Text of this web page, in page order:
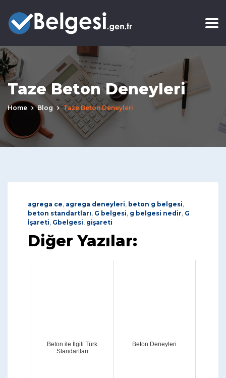
Taze Beton Deneyleri
Home Blog Taze Beton Deneyleri
agrega ce, agrega deneyleri, beton g belgesi,
beton standartları, G belgesi, g belgesi nedir, G
İşareti, Gbelgesi, gişareti
Diğer Yazılar:
Beton ile İlgili Türk
Standartları
Beton Deneyleri